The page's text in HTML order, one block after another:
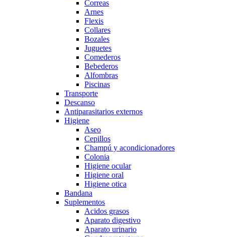
Correas
Arnes
Flexis
Collares
Bozales
Juguetes
Comederos
Bebederos
Alfombras
Piscinas
Transporte
Descanso
Antiparasitarios externos
Higiene
Aseo
Cepillos
Champú y acondicionadores
Colonia
Higiene ocular
Higiene oral
Higiene otica
Bandana
Suplementos
Acidos grasos
Aparato digestivo
Aparato urinario